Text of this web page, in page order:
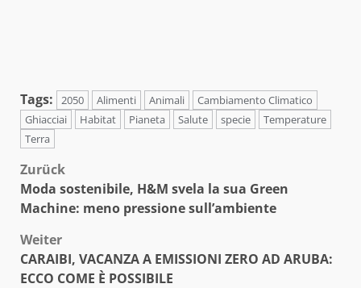
Tags: 2050 Alimenti Animali
Cambiamento Climatico
Ghiacciai
Habitat Pianeta Salute specie
Temperature
Terra
Beitragsnavigation
Zurück
Moda sostenibile, H&M svela la sua Green
Machine: meno pressione sull’ambiente
Weiter
CARAIBI, VACANZA A EMISSIONI ZERO AD ARUBA:
ECCO COME È POSSIBILE